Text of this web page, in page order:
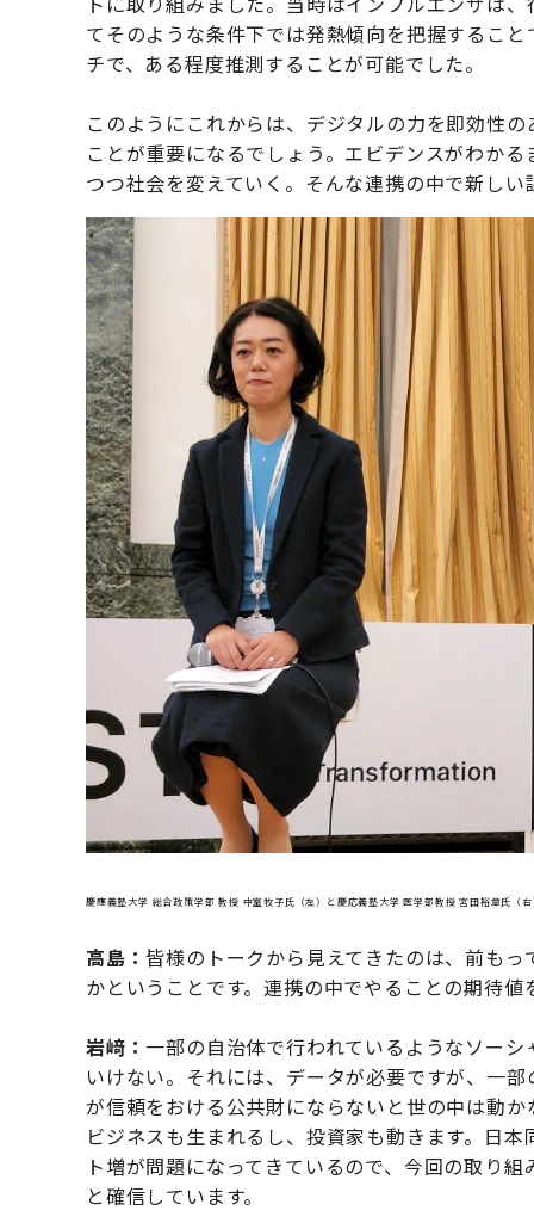
てそのような条件下では発熱傾向を把握するこ
チで、ある程度推測することが可能でした。
このようにこれからは、デジタルの力を即効性
ことが重要になるでしょう。エビデンスがわか
つつ社会を変えていく。そんな連携の中で新し
慶應義塾大学 総合政策学部 教授 中室牧子氏（左）と慶応義塾大学 医学部教授 宮田裕章氏（
高島：皆様のトークから見えてきたのは、前も
かということです。連携の中でやることの期待
岩﨑： 一部の自治体で行われているようなソー
いけない。それには、データが必要ですが、一
が信頼をおける公共財にならないと世の中は動
ビジネスも生まれるし、投資家も動きます。日
ト増が問題になってきているので、今回の取り
と確信しています。